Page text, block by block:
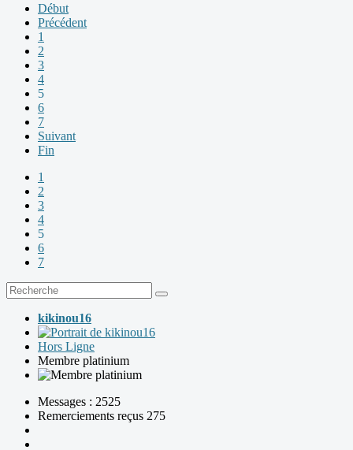
Début
Précédent
1
2
3
4
5
6
7
Suivant
Fin
1
2
3
4
5
6
7
kikinou16
Hors Ligne
Membre platinium
Messages : 2525
Remerciements reçus 275